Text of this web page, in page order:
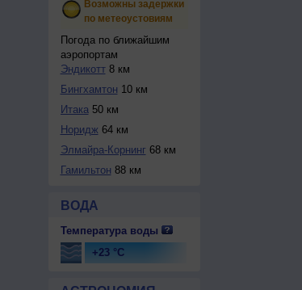
Возможны задержки
по метеоустовиям
Погода по ближайшим
аэропортам
Эндикотт8 км
Бингхамтон 10 км
Итака50 км
Норидж 64 км
Элмайра-Корнинг 68 км
Гамильтон 88 км
ВОДА
Температура воды
+23 °C